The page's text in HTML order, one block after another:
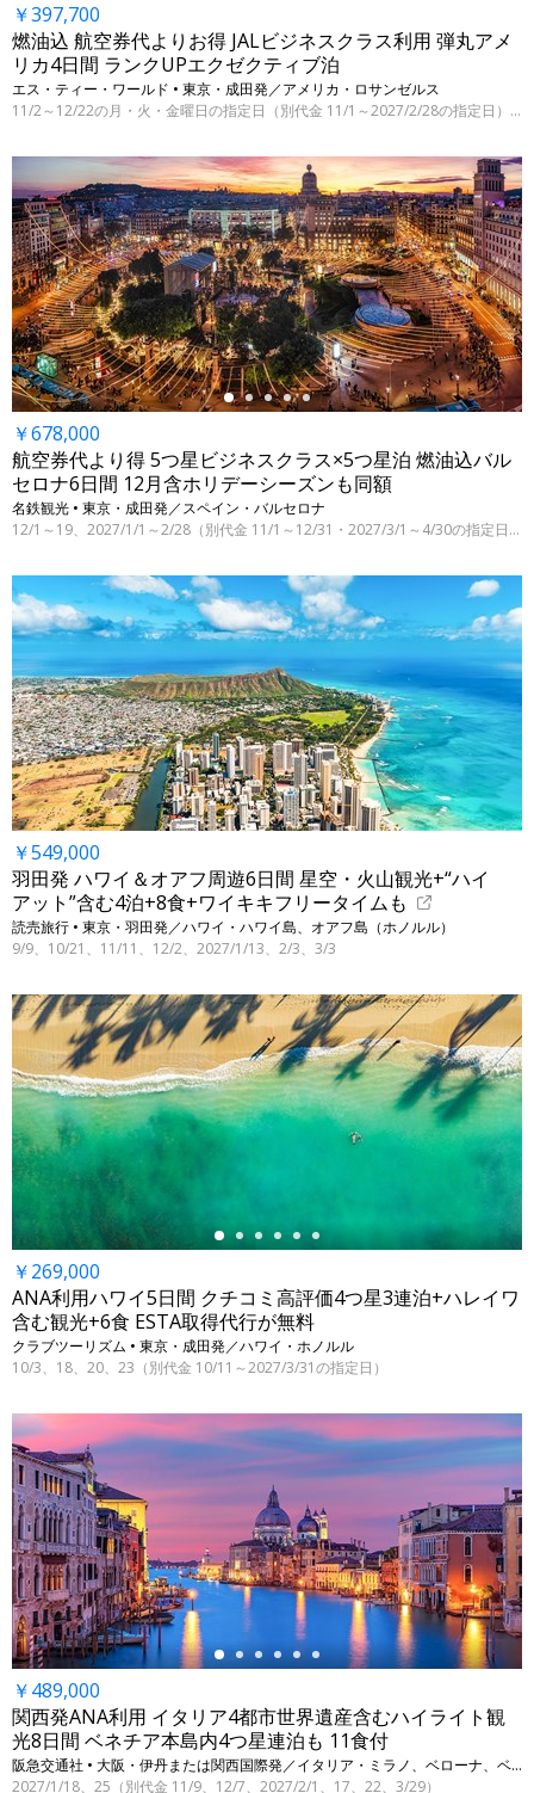
￥397,700
燃油込 航空券代よりお得 JALビジネスクラス利用 弾丸アメ
リカ4日間 ランクUPエクゼクティブ泊
エス・ティー・ワールド • 東京・成田発／アメリカ・ロサンゼルス
11/2～12/22の月・火・金曜日の指定日（別代金 11/1～2027/2/28の指定日）※7/29 9:00時点
←
￥678,000
航空券代より得 5つ星ビジネスクラス×5つ星泊 燃油込バル
セロナ6日間 12月含ホリデーシーズンも同額
名鉄観光 • 東京・成田発／スペイン・バルセロナ
12/1～19、2027/1/1～2/28（別代金 11/1～12/31・2027/3/1～4/30の指定日）
￥549,000
羽田発 ハワイ＆オアフ周遊6日間 星空・火山観光+“ハイ
アット”含む4泊+8食+ワイキキフリータイムも
読売旅行 • 東京・羽田発／ハワイ・ハワイ島、オアフ島（ホノルル）
9/9、10/21、11/11、12/2、2027/1/13、2/3、3/3
←
￥269,000
ANA利用ハワイ5日間 クチコミ高評価4つ星3連泊+ハレイワ
含む観光+6食 ESTA取得代行が無料
クラブツーリズム • 東京・成田発／ハワイ・ホノルル
10/3、18、20、23（別代金 10/11～2027/3/31の指定日）
←
￥489,000
関西発ANA利用 イタリア4都市世界遺産含むハイライト観
光8日間 ベネチア本島内4つ星連泊も 11食付
阪急交通社 • 大阪・伊丹または関西国際発／イタリア・ミラノ、ベローナ、ベネチア、フィレンツェ
2027/1/18、25（別代金 11/9、12/7、2027/2/1、17、22、3/29）